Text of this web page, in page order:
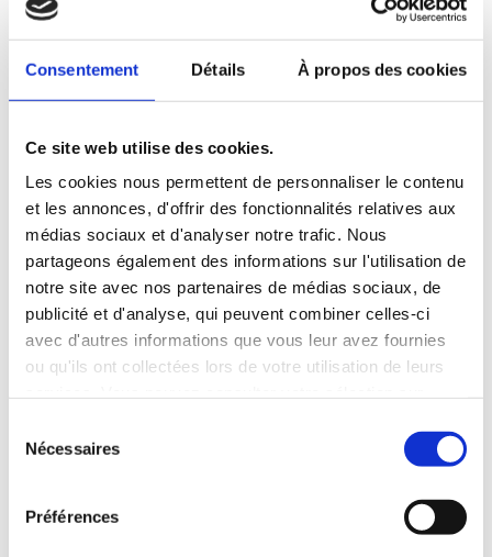
Consentement Détails À propos des cookies
Ce site web utilise des cookies.
Les cookies nous permettent de personnaliser le contenu
et les annonces, d'offrir des fonctionnalités relatives aux
médias sociaux et d'analyser notre trafic. Nous
partageons également des informations sur l'utilisation de
notre site avec nos partenaires de médias sociaux, de
publicité et d'analyse, qui peuvent combiner celles-ci
avec d'autres informations que vous leur avez fournies
ou qu'ils ont collectées lors de votre utilisation de leurs
moment votre décision concernant les cookies inutiles.
Nécessaires
Préférences
JACKODUR Atlas - Le système d'isolation et de coffrage
demandons d'accepter les cookies marketing dans vos
paramètres de cookies . Avec le consentement, vous
acceptez les conditions d'utilisation de YouTube.